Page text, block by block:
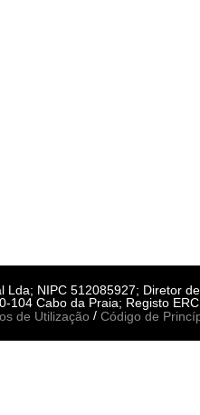
NIPC 512085927; Diretor
Cabo da Praia; Registo
de Utilização / Código de